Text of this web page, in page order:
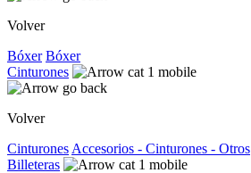
Volver
Bóxer Bóxer
Cinturones
Volver
Cinturones Accesorios - Cinturones - Otros
Billeteras